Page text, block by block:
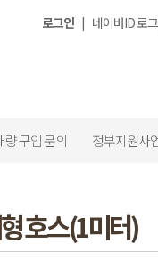
로그인 | 네이버ID 로
량 구입 문의 정부지원사
호스(1미터)